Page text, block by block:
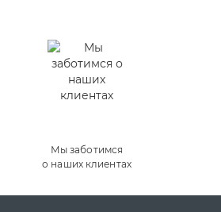
Мы заботимся
о наших клиентах